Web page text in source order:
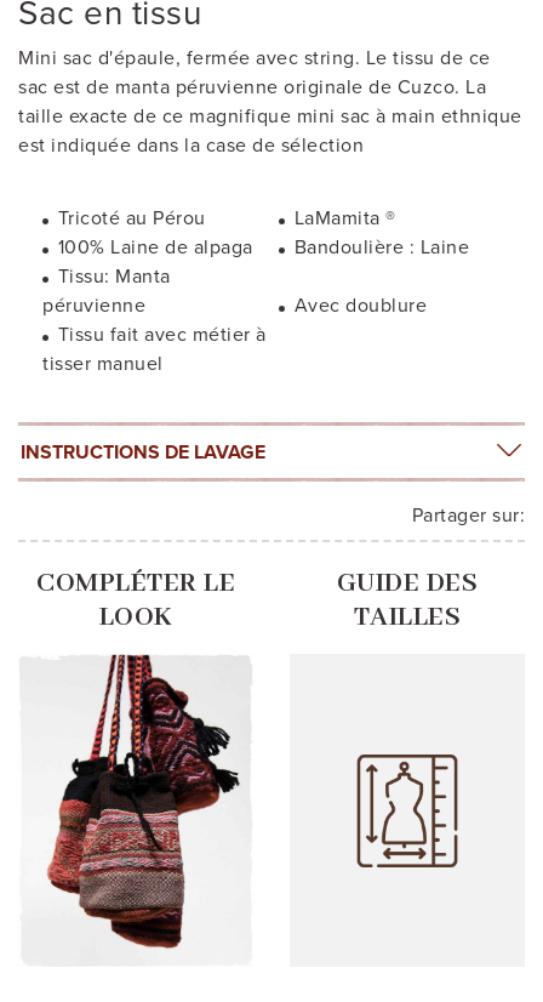
Sac en tissu
Mini sac d'épaule, fermée avec string. Le tissu de ce
sac est de manta péruvienne originale de Cuzco. La
taille exacte de ce magnifique mini sac à main ethnique
est indiquée dans la case de sélection
Tricoté au Pérou
LaMamita ®
100% Laine de alpaga
Bandoulière : Laine
Tissu: Manta
péruvienne
Avec doublure
Tissu fait avec métier à
tisser manuel
INSTRUCTIONS DE LAVAGE
Partager sur:
COMPLÉTER LE
LOOK
GUIDE DES
TAILLES